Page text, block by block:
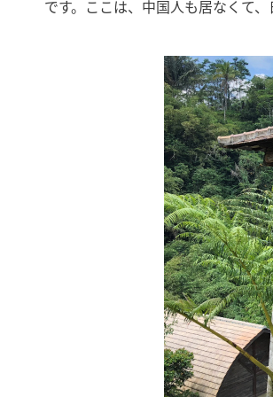
です。ここは、中国人も居なくて